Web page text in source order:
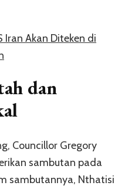
Iran Akan Diteken di
dan
Councillor Gregory
sambutan pada
sambutannya, Nthatisi